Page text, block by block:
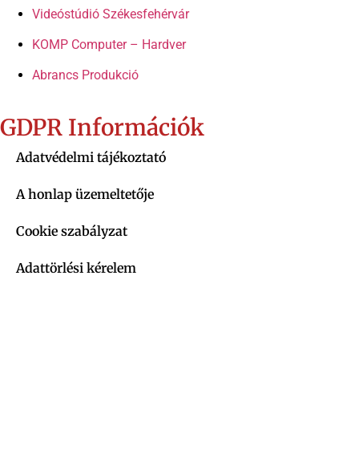
Videóstúdió Székesfehérvár
KOMP Computer – Hardver
Abrancs Produkció
GDPR Információk
Adatvédelmi tájékoztató
A honlap üzemeltetője
Cookie szabályzat
Adattörlési kérelem